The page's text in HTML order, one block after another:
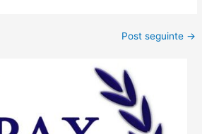
Post seguinte →